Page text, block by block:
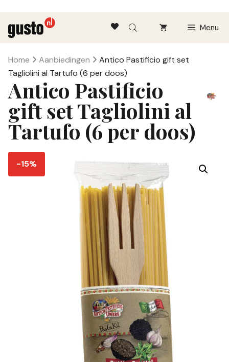
naar
de
inhoud
Menu
Home Aanbiedingen
Antico Pastificio gift set
Tagliolini al Tartufo (6 per doos)
Antico Pastificio
gift set Tagliolini al
Tartufo (6 per doos)
-15%